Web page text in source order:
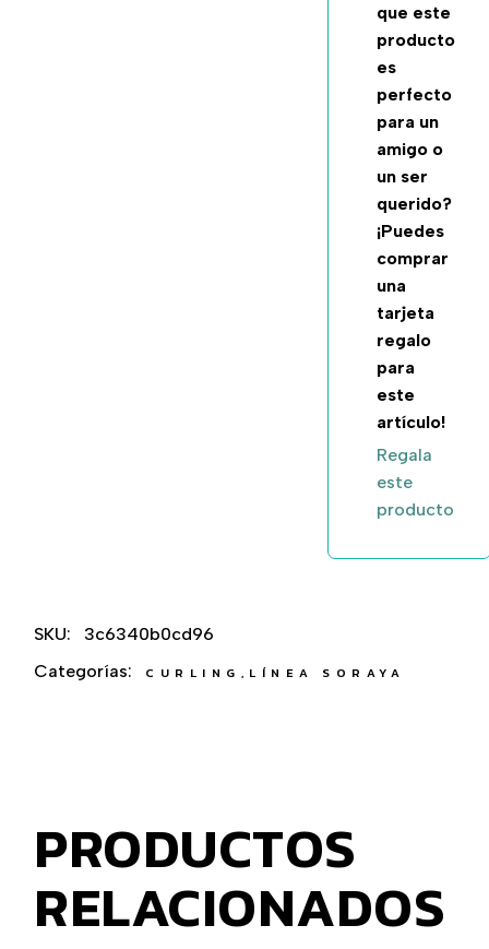
que este
producto
es
perfecto
para un
amigo o
un ser
querido?
¡Puedes
comprar
una
tarjeta
regalo
para
este
artículo!
Regala
este
producto
SKU:
3c6340b0cd96
Categorías:
CURLING , LÍNEA SORAYA
PRODUCTOS
RELACIONADOS